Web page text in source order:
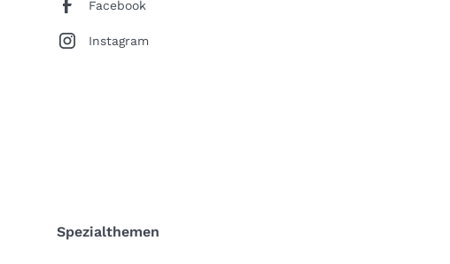
Facebook
Instagram
Spezialthemen